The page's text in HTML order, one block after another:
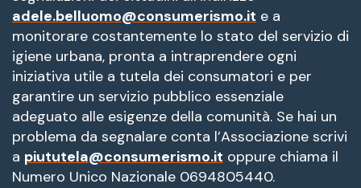
adele.belluomo@consumerismo.it e a
monitorare costantemente lo stato del servizio di
igiene urbana, pronta a intraprendere ogni
iniziativa utile a tutela dei consumatori e per
garantire un servizio pubblico essenziale
adeguato alle esigenze della comunità. Se hai un
problema da segnalare conta l’Associazione scrivi
a piututela@consumerismo.it oppure chiama il
Numero Unico Nazionale 0694805440.